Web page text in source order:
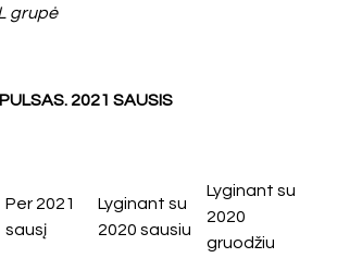
grupė
2021 SAUSIS
Per 2021
sausį
Lyginant su
2020 sausiu
Lyginant su
2020
gruodžiu